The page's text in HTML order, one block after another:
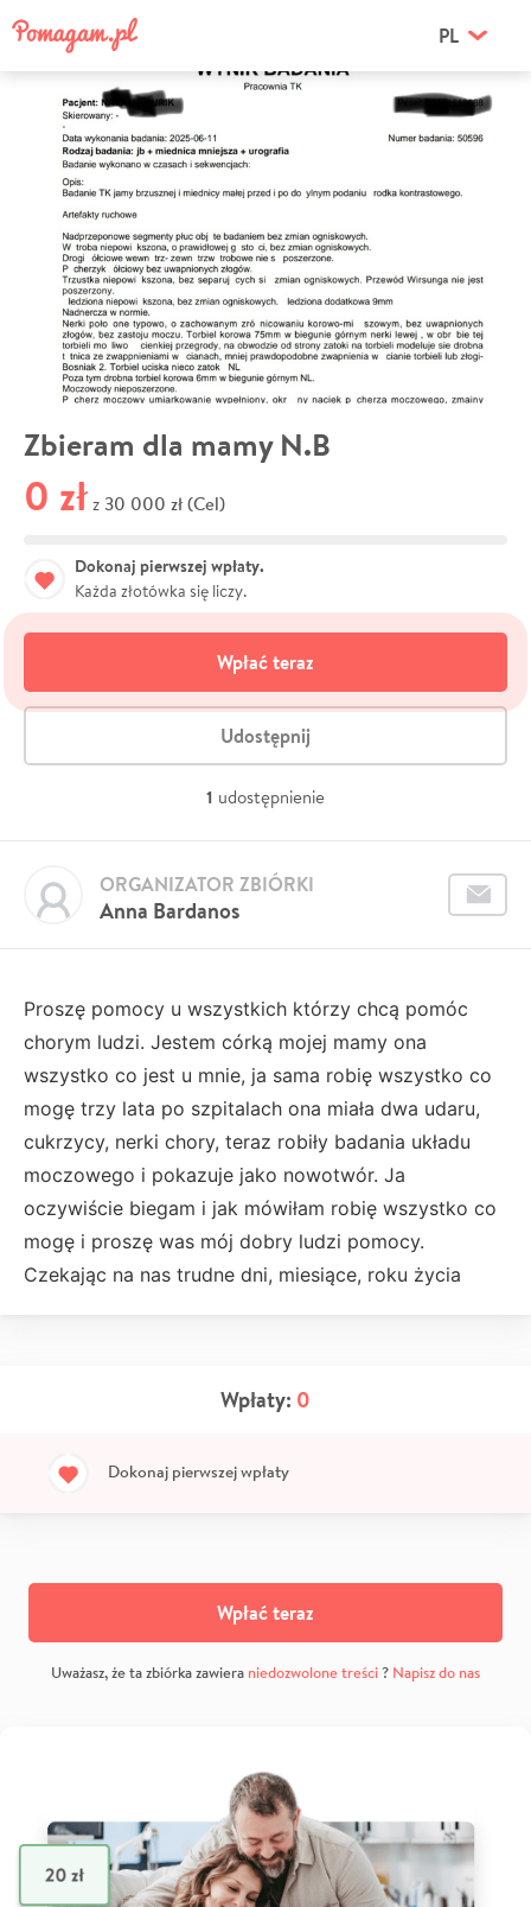
PL
Zbieram dla mamy N.B
0 zł z 30 000 zł (Cel)
Dokonaj pierwszej wpłaty.
Każda złotówka się liczy.
Wpłać teraz
Udostępnij
1 udostępnienie
Anna Bardanos
ORGANIZATOR ZBIÓRKI
Proszę pomocy u wszystkich którzy chcą pomóc
chorym ludzi. Jestem córką mojej mamy ona
wszystko co jest u mnie, ja sama robię wszystko co
mogę trzy lata po szpitalach ona miała dwa udaru,
cukrzycy, nerki chory, teraz robiły badania układu
moczowego i pokazuje jako nowotwór. Ja
oczywiście biegam i jak mówiłam robię wszystko co
mogę i proszę was mój dobry ludzi pomocy.
Czekając na nas trudne dni, miesiące, roku życia
Wpłaty: 0
Dokonaj pierwszej wpłaty
Wpłać teraz
Uważasz, że ta zbiórka zawiera niedozwolone treści? Napisz do nas